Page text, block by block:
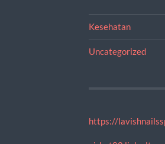
Kesehatan
Uncategorized
https://